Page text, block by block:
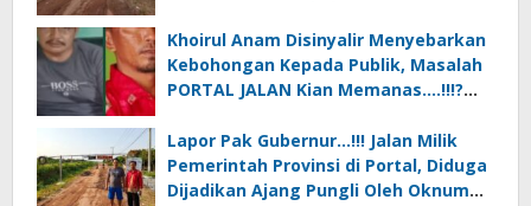
PORTAL vs KEBIJAKAN BODONG
Khoirul Anam Disinyalir Menyebarkan
Kebohongan Kepada Publik, Masalah
PORTAL JALAN Kian Memanas….!!!?
Bodong).
Lapor Pak Gubernur…!!! Jalan Milik
Pemerintah Provinsi di Portal, Diduga
Dijadikan Ajang Pungli Oleh Oknum